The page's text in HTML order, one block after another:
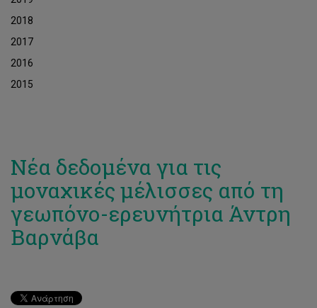
2018
2017
2016
2015
Νέα δεδομένα για τις
μοναχικές μέλισσες από τη
γεωπόνο-ερευνήτρια Άντρη
Βαρνάβα